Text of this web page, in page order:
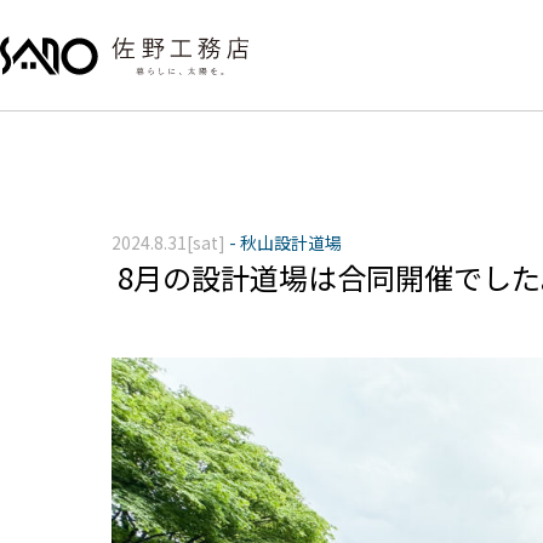
8月の設計道場は合同開催でし
2024.8.31[sat] - 秋山設計道場